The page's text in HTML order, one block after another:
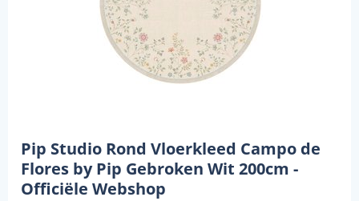
Pip Studio Rond Vloerkleed Campo de
Flores by Pip Gebroken Wit 200cm -
Officiële Webshop